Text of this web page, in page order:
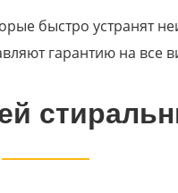
быстро устранят
гарантию на все